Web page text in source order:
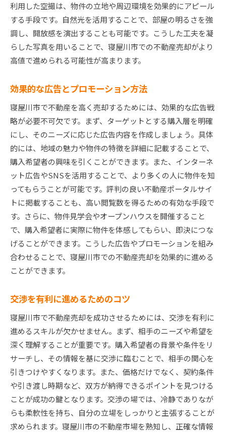
利用した空撮は、物件の立地や周辺環境を効果的にアピール
する手段です。自然光を活用することで、部屋の明るさを強
調し、開放感を演出することも可能です。こうした工夫を凝
らした写真を用いることで、寝屋川市での不動産売却がより
高値で進められる可能性が高まります。
効果的な広告とプロモーション方法
寝屋川市で不動産を高く売却するためには、効果的な広告戦
略が必要不可欠です。まず、ターゲットとする購入層を明確
にし、そのニーズに応じた広告内容を作成しましょう。具体
的には、地域の魅力や物件の特徴を詳細に記載することで、
購入希望者の興味を引くことができます。また、インターネ
ット広告やSNSを活用することで、より多くの人に物件を知
ってもらうことが可能です。評判の良い不動産ポータルサイ
トに掲載することも、高い閲覧数を得るための有効な手段で
す。さらに、物件見学会やオープンハウスを開催すること
で、購入希望者に実際に物件を体感してもらい、即決につな
げることができます。こうした広告やプロモーションを組み
合わせることで、寝屋川市での不動産売却を効果的に進める
ことができます。
交渉を有利に進めるためのコツ
寝屋川市で不動産売却を成功させるためには、交渉を有利に
進めるスキルが欠かせません。まず、相手のニーズや希望を
深く理解することが重要です。購入希望者の背景や条件をリ
サーチし、その情報を基に交渉に臨むことで、相手の関心を
引きつけやすくなります。また、価格だけでなく、契約条件
や引き渡し時期など、双方が納得できるポイントを見つける
ことが成功の鍵となります。交渉の場では、冷静でありなが
らも柔軟性を持ち、自分の立場をしっかりと主張することが
求められます。寝屋川市の不動産市場を熟知し、正確な情報